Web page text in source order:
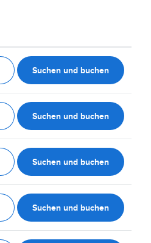
Suchen und buchen
Suchen und buchen
Suchen und buchen
Suchen und buchen